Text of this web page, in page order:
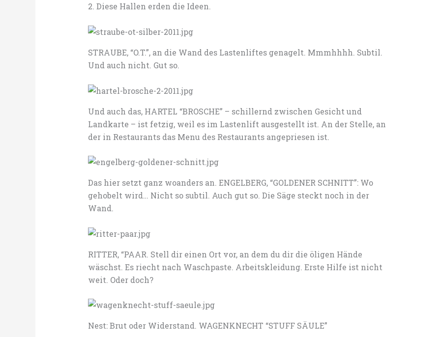
2. Diese Hallen erden die Ideen.
STRAUBE, “O.T.”, an die Wand des Lastenliftes genagelt. Mmmhhhh. Subtil.
Und auch nicht. Gut so.
Und auch das, HARTEL “BROSCHE” – schillernd zwischen Gesicht und
Landkarte – ist fetzig, weil es im Lastenlift ausgestellt ist. An der Stelle, an
der in Restaurants das Menu des Restaurants angepriesen ist.
Das hier setzt ganz woanders an. ENGELBERG, “GOLDENER SCHNITT”: Wo
gehobelt wird… Nicht so subtil. Auch gut so. Die Säge steckt noch in der
Wand.
RITTER, “PAAR. Stell dir einen Ort vor, an dem du dir die öligen Hände
wäschst. Es riecht nach Waschpaste. Arbeitskleidung. Erste Hilfe ist nicht
weit. Oder doch?
Nest: Brut oder Widerstand. WAGENKNECHT “STUFF SÄULE”